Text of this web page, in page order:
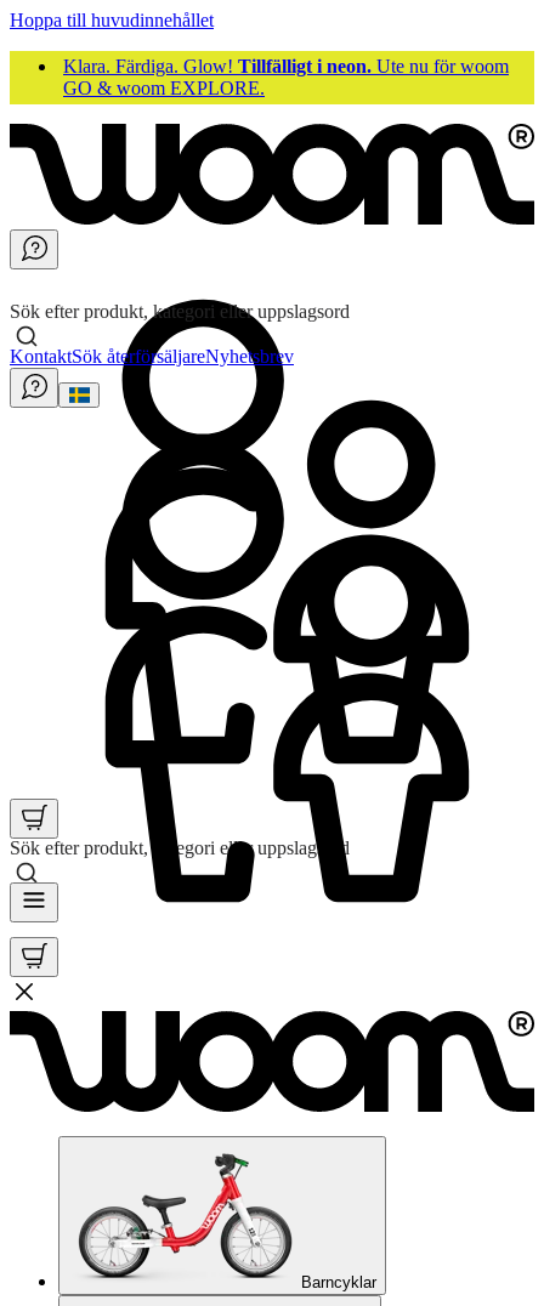
Hoppa till huvudinnehållet
Klara. Färdiga. Glow! Tillfälligt i neon. Ute nu för woom
GO & woom EXPLORE.
Sök efter produkt, kategori eller uppslagsord
Sök efter produkt, kategori eller uppslagsord
KontaktSök återförsäljareNyhetsbrev
Barncyklar